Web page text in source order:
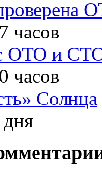
часов
ОТО и
часов
Солнца
дня